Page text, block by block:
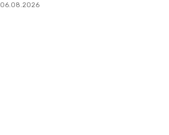
06.08.2026